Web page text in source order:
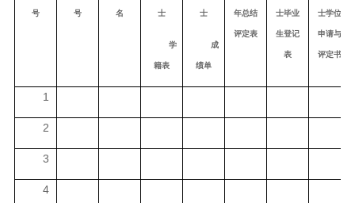
号 号 名 士
学
籍表
士
成
绩单
年总结
评定表
士毕业
生登记
表
士学位
申请与
评定书
1
2
3
4